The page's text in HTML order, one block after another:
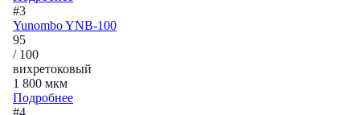
#3
Yunombo YNB-100
95
/ 100
вихретоковый
1 800 мкм
Подробнее
#4